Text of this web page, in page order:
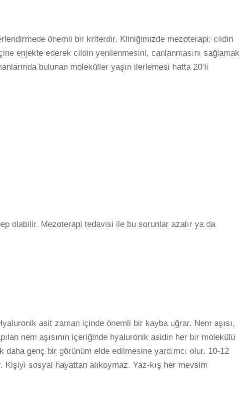
önemli bir kriterdir. Kliniğimizde mezoterapi; cildin
enjekte ederek cildin yenilenmesini, canlanmasını sağlamak
bulunan moleküller yaşın ilerlemesi hatta 20’li
olabilir. Mezoterapi tedavisi ile bu sorunlar azalır ya da
asit zaman içinde önemli bir kayba uğrar. Nem aşısı,
nem aşısının içeriğinde hyaluronik asidin her bir molekülü
genç bir görünüm elde edilmesine yardımcı olur. 10-12
sosyal hayattan alıkoymaz. Yaz-kış her mevsim